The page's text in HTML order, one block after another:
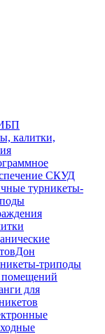
калитки,
СКУД
турникеты-
триподы
помещений
для